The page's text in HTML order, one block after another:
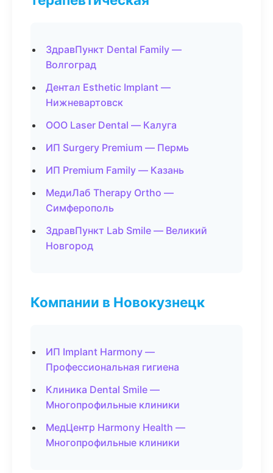
ЗдравПункт Dental Family —
Волгоград
Дентал Esthetic Implant —
Нижневартовск
ООО Laser Dental — Калуга
ИП Surgery Premium — Пермь
ИП Premium Family — Казань
МедиЛаб Therapy Ortho —
Симферополь
ЗдравПункт Lab Smile — Великий
Новгород
Компании в Новокузнецк
ИП Implant Harmony —
Профессиональная гигиена
Клиника Dental Smile —
Многопрофильные клиники
МедЦентр Harmony Health —
Многопрофильные клиники